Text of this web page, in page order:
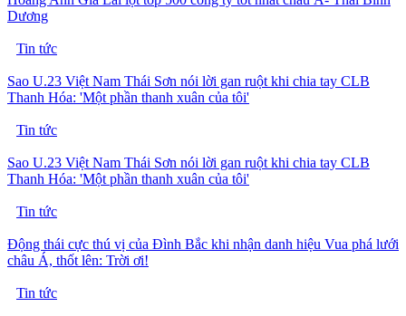
Dương
Tin tức
Sao U.23 Việt Nam Thái Sơn nói lời gan ruột khi chia tay CLB
Thanh Hóa: 'Một phần thanh xuân của tôi'
Tin tức
Sao U.23 Việt Nam Thái Sơn nói lời gan ruột khi chia tay CLB
Thanh Hóa: 'Một phần thanh xuân của tôi'
Tin tức
Động thái cực thú vị của Đình Bắc khi nhận danh hiệu Vua phá lưới
châu Á, thốt lên: Trời ơi!
Tin tức